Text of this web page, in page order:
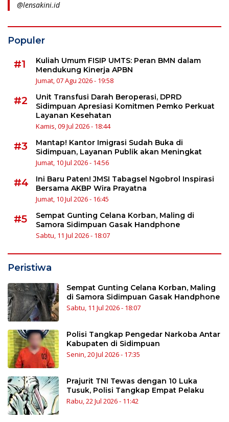
@lensakini.id
Populer
#1
Kuliah Umum FISIP UMTS: Peran BMN dalam
Mendukung Kinerja APBN
Jumat, 07 Agu 2026 - 19:58
#2
Unit Transfusi Darah Beroperasi, DPRD
Sidimpuan Apresiasi Komitmen Pemko Perkuat
Layanan Kesehatan
Kamis, 09 Jul 2026 - 18:44
#3
Mantap! Kantor Imigrasi Sudah Buka di
Sidimpuan, Layanan Publik akan Meningkat
Jumat, 10 Jul 2026 - 14:56
#4
Ini Baru Paten! JMSI Tabagsel Ngobrol Inspirasi
Bersama AKBP Wira Prayatna
Jumat, 10 Jul 2026 - 16:45
#5
Sempat Gunting Celana Korban, Maling di
Samora Sidimpuan Gasak Handphone
Sabtu, 11 Jul 2026 - 18:07
Peristiwa
Sempat Gunting Celana Korban, Maling
di Samora Sidimpuan Gasak Handphone
Sabtu, 11 Jul 2026 - 18:07
Polisi Tangkap Pengedar Narkoba Antar
Kabupaten di Sidimpuan
Senin, 20 Jul 2026 - 17:35
Prajurit TNI Tewas dengan 10 Luka
Tusuk, Polisi Tangkap Empat Pelaku
Rabu, 22 Jul 2026 - 11:42